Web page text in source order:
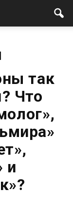
так
Что
и